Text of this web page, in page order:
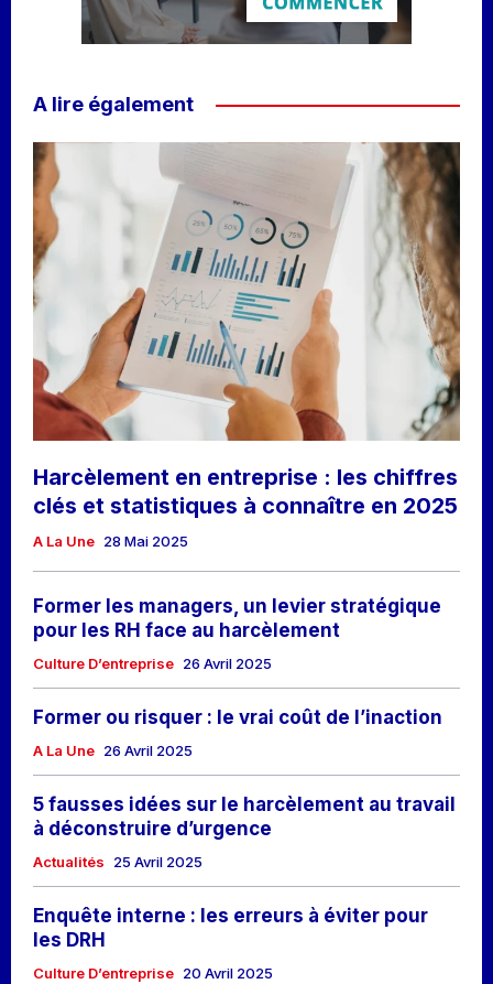
A lire également
Harcèlement en entreprise : les chiffres
clés et statistiques à connaître en 2025
A La Une 28 Mai 2025
Former les managers, un levier stratégique
pour les RH face au harcèlement
Culture D’entreprise 26 Avril 2025
Former ou risquer : le vrai coût de l’inaction
A La Une 26 Avril 2025
5 fausses idées sur le harcèlement au travail
à déconstruire d’urgence
Actualités 25 Avril 2025
Enquête interne : les erreurs à éviter pour
les DRH
Culture D’entreprise 20 Avril 2025